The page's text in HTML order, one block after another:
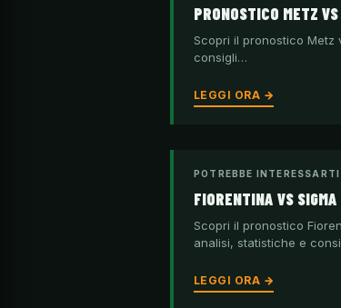
PRONOSTICO METZ
Scopri il pronostico Metz
consigli…
LEGGI ORA →
POTREBBE INTERESSARTI
FIORENTINA VS
Scopri il pronostico
analisi, statistiche e
LEGGI ORA →